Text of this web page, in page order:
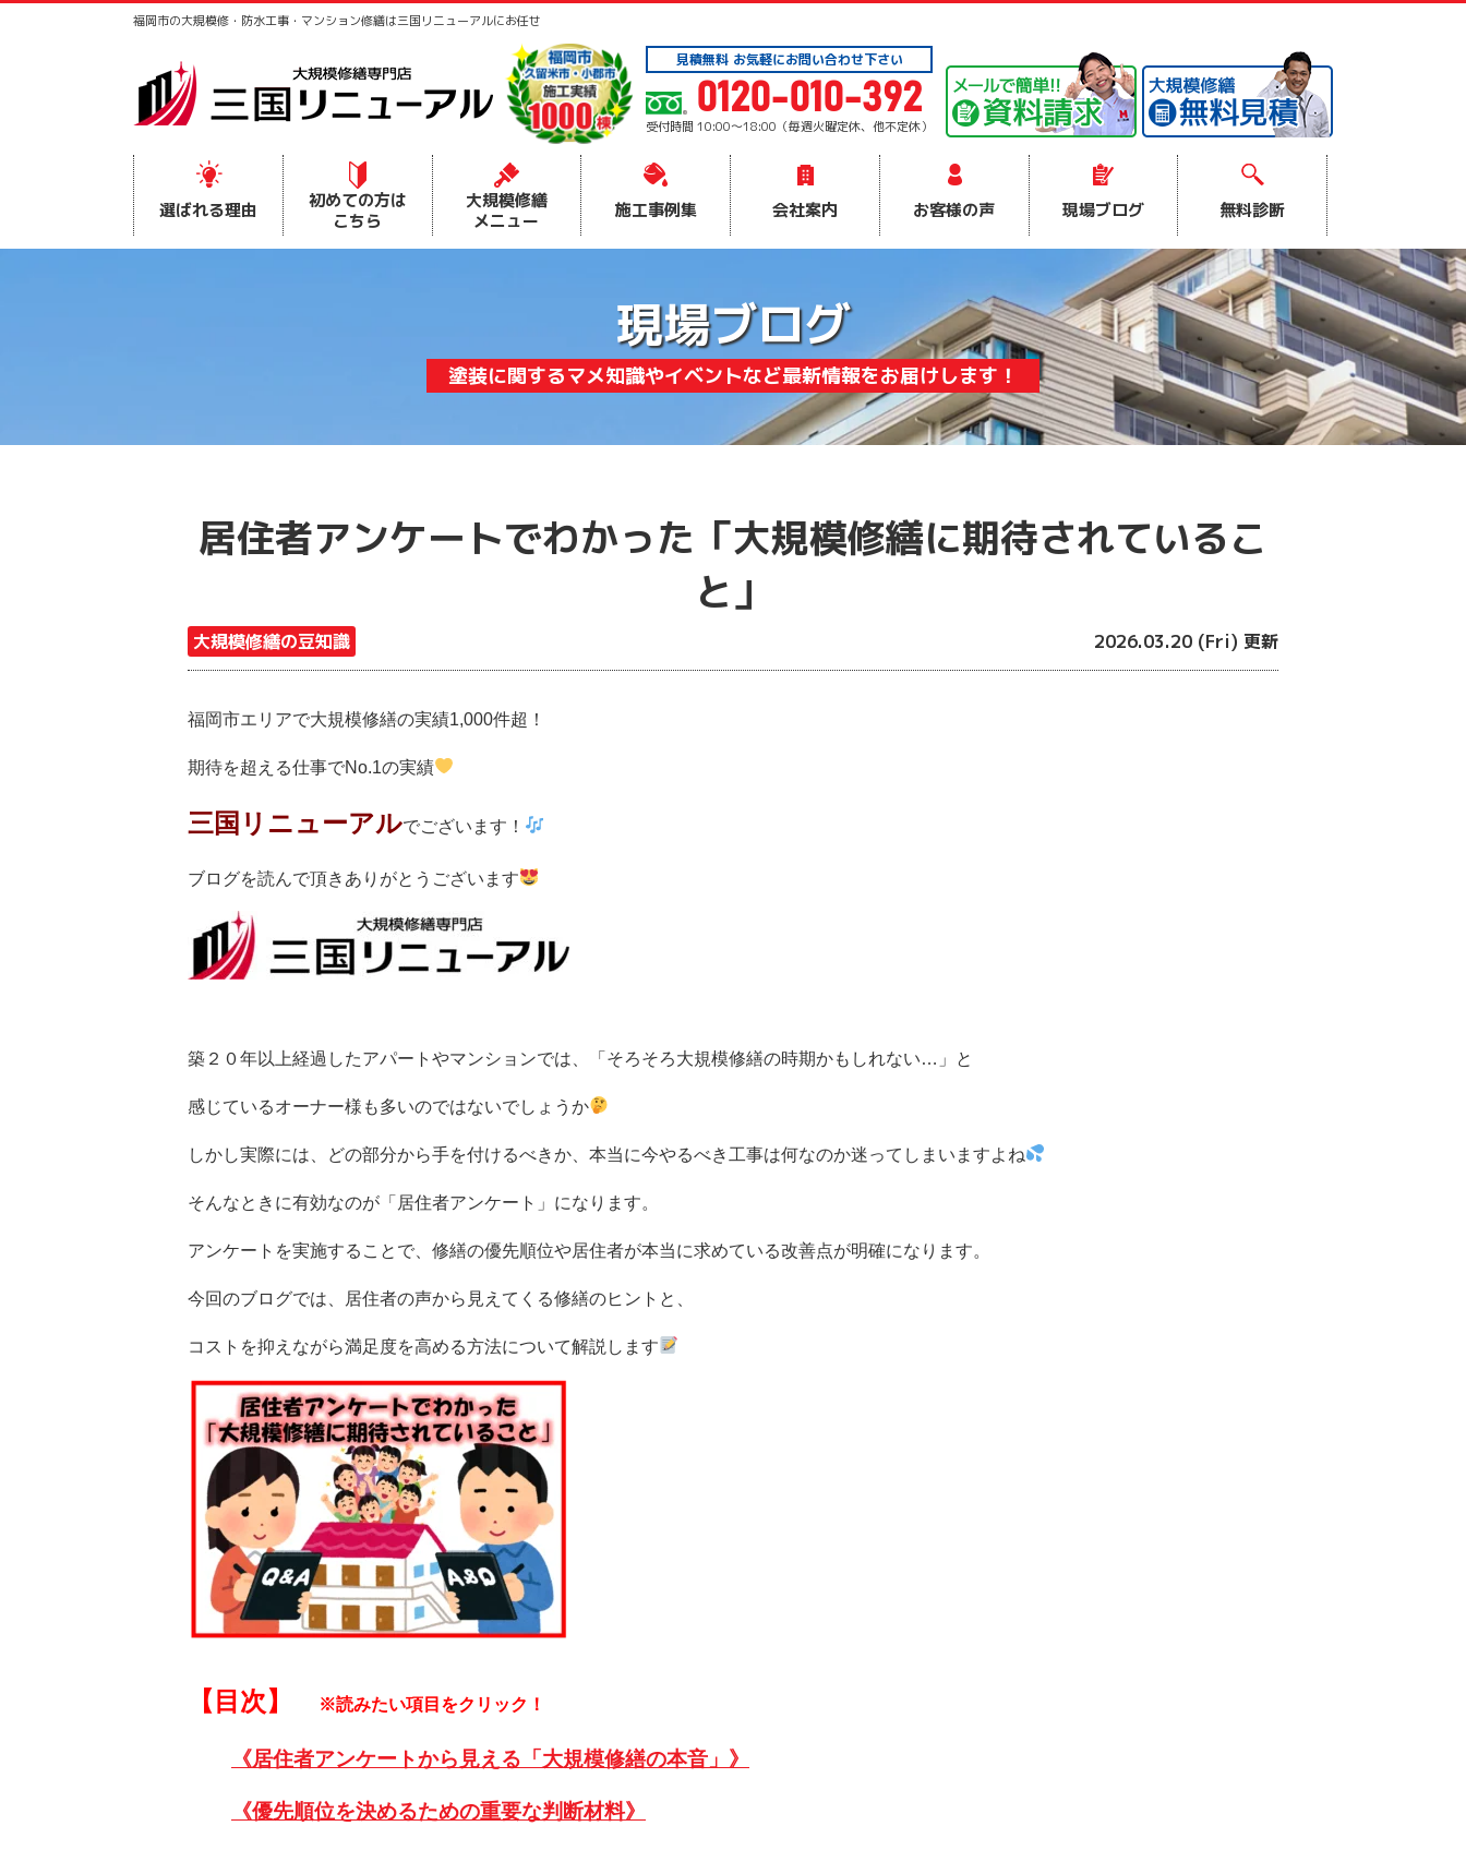
福岡市の大規模修・防水工事・マンション修繕は三国リニューアルにお任せ
見積無料 お気軽にお問い合わせ下さい
0120-010-392
受付時間 10:00～18:00（毎週火曜定休、他不定休）
選ばれる理由
初めての方は
こちら
大規模修繕
メニュー
施工事例集 会社案内 お客様の声 現場ブログ 無料診断
現場ブログ
塗装に関するマメ知識やイベントなど最新情報をお届けします！
居住者アンケートでわかった「大規模修繕に期待されているこ
と」
大規模修繕の豆知識 2026.03.20 (Fri) 更新
福岡市エリアで大規模修繕の実績1,000件超！
期待を超える仕事でNo.1の実績
三国リニューアルでございます！
ブログを読んで頂きありがとうございます
築２０年以上経過したアパートやマンションでは、 「そろそろ大規模修繕の時期かもしれない…」と
感じているオーナー様も多いのではないでしょうか
しかし実際には、 どの部分から手を付けるべきか、 本当に今やるべき工事は何なのか迷ってしまいますよね
そんなときに有効なのが「居住者アンケート」になります。
アンケートを実施することで、 修繕の優先順位や居住者が本当に求めている改善点が明確になります。
今回のブログでは、居住者の声から見えてくる修繕のヒントと、
コストを抑えながら満足度を高める方法について解説します
【目次】 ※読みたい項目をクリック！
《居住者アンケートから見える「大規模修繕の本音」》
《優先順位を決めるための重要な判断材料》